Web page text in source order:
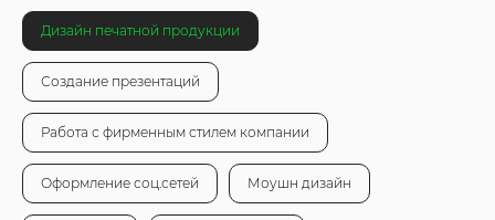
Дизайн печатной продукции
Создание презентаций
Работа с фирменным стилем компании
Оформление соц.сетей Моушн дизайн